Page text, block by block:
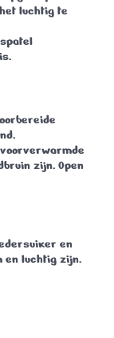
luchtig te
zijn. Open
en
luchtig zijn.